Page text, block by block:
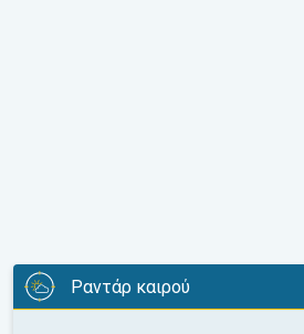
Ραντάρ καιρού